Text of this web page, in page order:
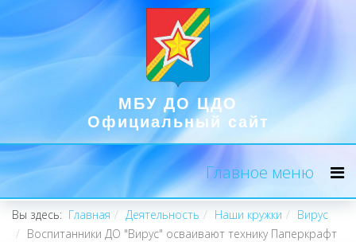
МБУ ДО ЦДО
Официальный сайт
Главное меню
Вы здесь: Главная Деятельность Наши кружки
Вирус
Воспитанники ДО "Вирус" осваивают технику Паперкрафт